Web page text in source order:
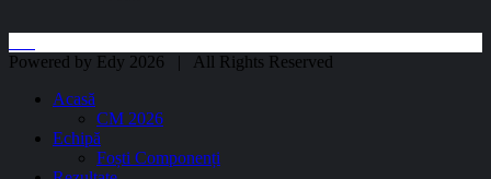
Powered by Edy 2026 | All Rights Reserved
Acasă
CM 2026
Echipă
Foști Componenți